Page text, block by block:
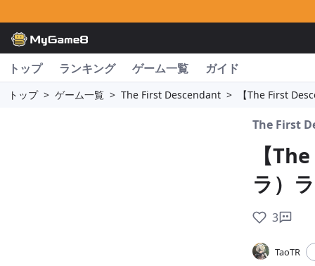
トップ ランキング ゲーム一覧 ガイド
トップ > ゲーム一覧 > The First Descendant > 【The First
The First
【
ラ）
3
TaoTR